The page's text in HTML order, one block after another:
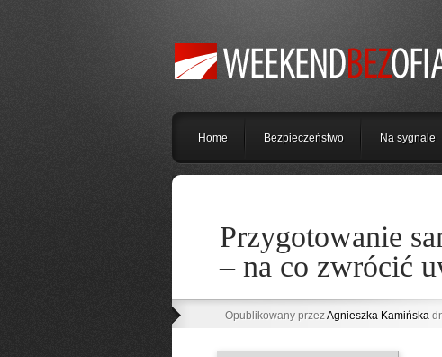
Home Bezpieczeństwo Na sygnale
Przygotowanie
– na co zwrócić
Opublikowany przezAgnieszka Kamińska